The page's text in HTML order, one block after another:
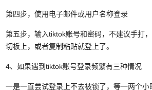
第四步，使用电子邮件或用户名称登录
第五步，输入tiktok账号和密码，不建议手打
切板上，或者复制粘贴就登上了。
4、如果遇到tiktok账号登录频繁有三种情况
一是一直尝试登录上不去被锁了，等一两个小